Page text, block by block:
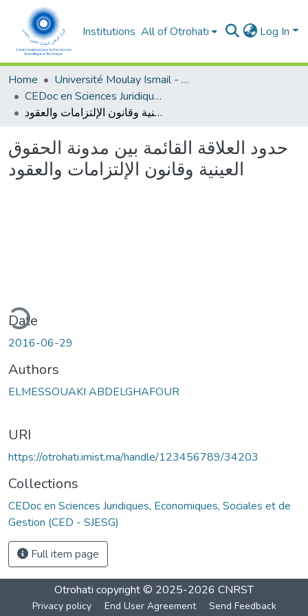
Institutions All of Otrohati Log In
Home
Université Moulay Ismail - Meknès
CEDoc en Sciences Juridiques, Economiques, Sociales et de Gestion (CED - SJESG)
حدود العلاقة القائمة بين مدونة الحقوق العينية وقانون الإلتزامات والعقود
حدود العلاقة القائمة بين مدونة الحقوق
العينية وقانون الإلتزامات والعقود
Date
2016-06-29
Authors
ELMESSOUAKI ABDELGHAFOUR
URI
https://otrohati.imist.ma/handle/123456789/34203
Collections
CEDoc en Sciences Juridiques, Economiques, Sociales et de
Gestion (CED - SJESG)
Full item page
Otrohati copyright © 2025-2026 CNRST
Privacy policy End User Agreement Send Feedback